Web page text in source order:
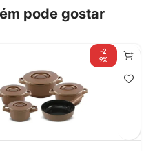
pode gostar
-2
9%